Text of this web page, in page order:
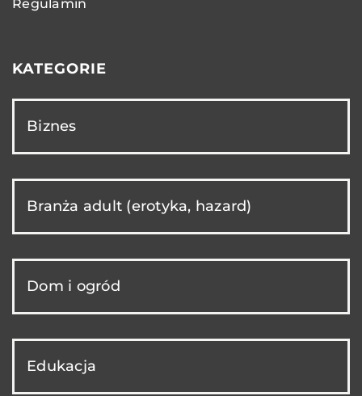
Regulamin
KATEGORIE
Biznes
Branża adult (erotyka, hazard)
Dom i ogród
Edukacja